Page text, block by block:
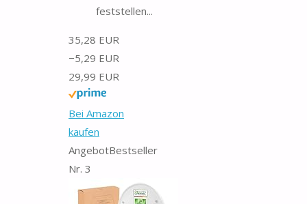
feststellen...
35,28 EUR
−5,29 EUR
29,99 EUR
Bei Amazon
kaufen
AngebotBestseller
Nr. 3